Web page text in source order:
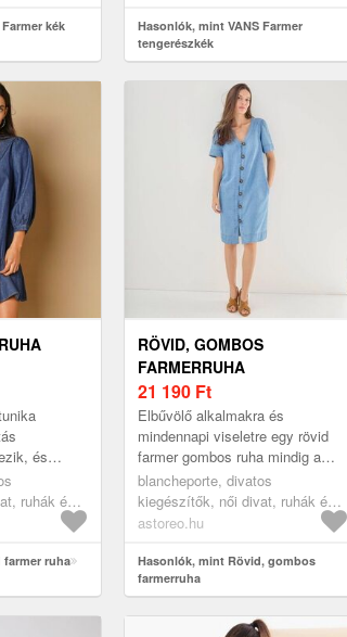
kék
Hasonlók, mint VANS Farmer
tengerészkék
és
fölött.
ruhák és
ruhák
ruha
RÖVID, GOMBOS
FARMERRUHA
21 190 Ft
Elbűvölő alkalmakra és
mindennapi viseletre egy rövid
farmer gombos ruha mindig a
megfelelő választás. Térd feletti
hossz. Laza farmer. Női V-
nyakú...
blancheporte, divatos
kiegészítők, női divat, ruhák és
szoknyák, ruhák, farmer ruhák
astoreo.hu
Hasonlók, mint Rövid, gombos
farmerruha